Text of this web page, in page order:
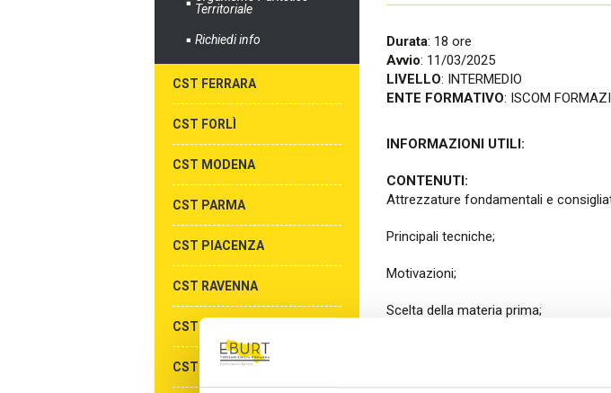
CST
Territoriale
Richiedi info
CST FERRARA
CST FORLÌ
CST MODENA
CST PARMA
CST PIACENZA
CST RAVENNA
CST REGGIO EMILIA
CST RIMINI
Durata: 18 ore
Avvio: 11/03/2025
LIVELLO: INTERMEDIO
ENTE FORMATIVO: ISCOM
INFORMAZIONI UTILI:
CONTENUTI:
Attrezzature fondamentali e
Principali tecniche;
Motivazioni;
Scelta della materia prima;
Sciroppi da infuso a caldo e a freddo